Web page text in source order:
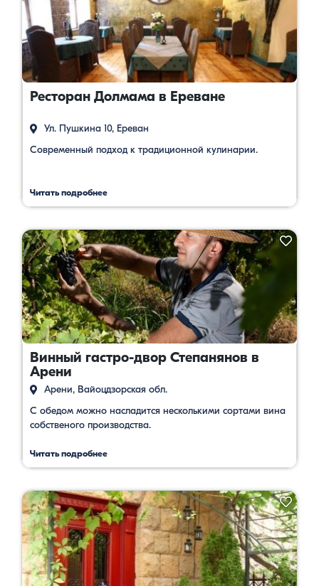
Ресторан Долмама в Ереване
Ул. Пушкина 10, Ереван
Современный подход к традиционной кулинарии.
Читать подробнее
Винный гастро-двор Степанянов в
Арени
Арени, Вайоцдзорская обл.
С обедом можно насладится несколькими сортами вина
собственого производства.
Читать подробнее